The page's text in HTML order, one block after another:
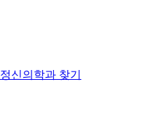
정신의학과 찾기